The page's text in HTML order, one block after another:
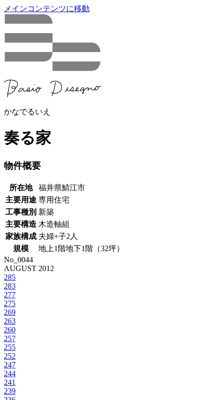
メインコンテンツに移動
かなでるいえ
奏る家
物件概要
所在地
福井県鯖江市
主要用途 専用住宅
工事種別 新築
主要構造 木造軸組
家族構成 夫婦+子2人
規模
地上1階地下1階（32坪）
No_0044
AUGUST 2012
285
283
277
275
269
263
260
257
255
252
247
244
241
239